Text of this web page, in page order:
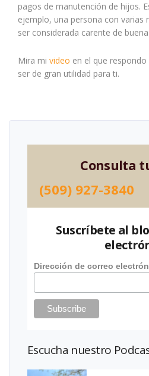
pagos de manutención de hijos.
ejemplo, una persona con varias
ser considerada carente de
Mira mi video en el que
ser de gran utilidad para ti.
Consulta
(509) 927-3840
Suscríbete al
Dirección de correo
Escucha nuestro